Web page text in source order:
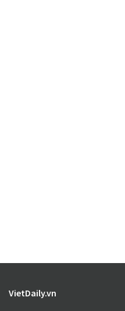
VietDaily.vn